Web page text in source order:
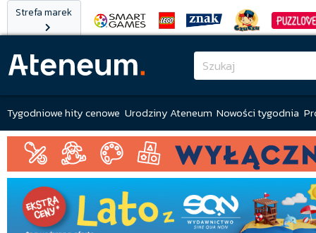
Strefa marek
Tygodniowe hity cenowe Urodziny Ateneum Nowości tygodnia